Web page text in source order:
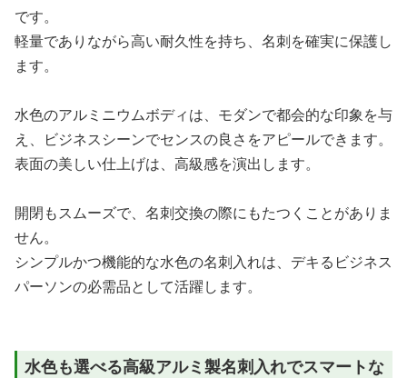
です。
軽量でありながら高い耐久性を持ち、名刺を確実に保護し
ます。
水色のアルミニウムボディは、モダンで都会的な印象を与
え、ビジネスシーンでセンスの良さをアピールできます。
表面の美しい仕上げは、高級感を演出します。
開閉もスムーズで、名刺交換の際にもたつくことがありま
せん。
シンプルかつ機能的な水色の名刺入れは、デキるビジネス
パーソンの必需品として活躍します。
水色も選べる高級アルミ製名刺入れでスマートな